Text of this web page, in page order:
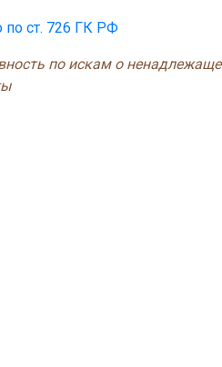
по ст. 726 ГК РФ
по искам о